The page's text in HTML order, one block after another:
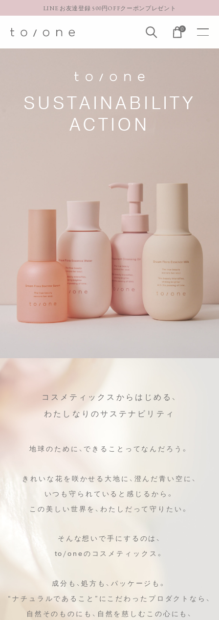
LINE お友達登録 500円OFFクーポンプレゼント
お得な定期購入コースはこちら
0
SUSTAINABILITY
ACTION
コスメティックスからはじめる、
わたしなりのサステナビリティ
地球のために、できることってなんだろう。
きれいな花を咲かせる大地に、澄んだ青い空に、
いつも守られていると感じるから。
この美しい世界を、わたしだって守りたい。
そんな想いで手にするのは、
to/oneのコスメティックス。
成分も、処方も、パッケージも。
“ナチュラルであること”にこだわったプロダクトなら、
自然そのものにも、自然を慈しむこの心にも、